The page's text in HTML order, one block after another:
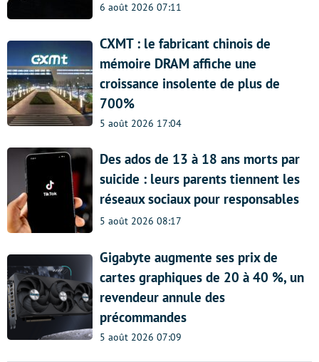
6 août 2026 07:11
CXMT : le fabricant chinois de
mémoire DRAM affiche une
croissance insolente de plus de
700%
5 août 2026 17:04
Des ados de 13 à 18 ans morts par
suicide : leurs parents tiennent les
réseaux sociaux pour responsables
5 août 2026 08:17
Gigabyte augmente ses prix de
cartes graphiques de 20 à 40 %, un
revendeur annule des
précommandes
5 août 2026 07:09